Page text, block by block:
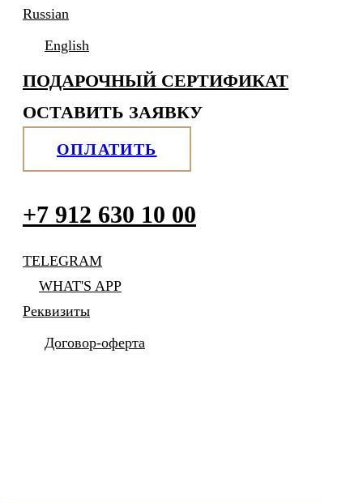
Russian
English
ПОДАРОЧНЫЙ СЕРТИФИКАТ
ОСТАВИТЬ ЗАЯВКУ
ОПЛАТИТЬ
+7 912 630 10 00
TELEGRAM
WHAT'S APP
Реквизиты
Договор-оферта